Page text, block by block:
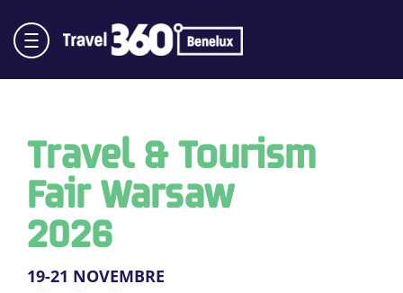
Travel & Tourism
Fair Warsaw
2026
19-21 NOVEMBRE